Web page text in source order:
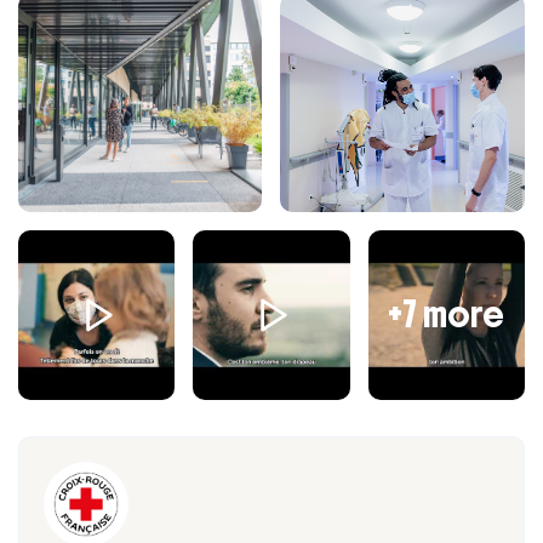
■ Maîtrise des outils numériques.
Relationnelles :
■ Intervention dans une logique éducative, préventive
et non stigmatisante,
■ Adaptabilité et capacité à travailler en milieu précaire,
■ Sens de l’écoute, d’observation, d’analyse et
d’évaluation,
■ Aisance relationnelle avec les publics vulnérables et
les partenaires,
■ Capacité à travailler en équipe pluridisciplinaire,
■ Respecter la notion de discrétion professionnelle et
de confidentialité.
Organisationnelles :
améliorer les parcours d’accompagnement.
+7 more